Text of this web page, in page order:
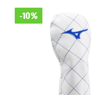
-10%